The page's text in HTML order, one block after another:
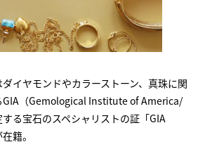
イヤモンドやカラーストーン、真珠に関
GIA（Gemological Institute of America/
る宝石のスペシャリストの証「GIA
籍。